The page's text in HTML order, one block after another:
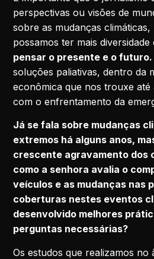
perspectivas ou visões de
sobre as mudanças
possamos ter mais diversidade
pensar o presente e o futuro.
soluções paliativas, dentro da
econômica que nos trouxe
com o enfrentamento da
Já se fala sobre mudanças
extremos há alguns anos,
crescente agravamento dos
como a senhora avalia o
veículos e as mudanças nas
coberturas nestes eventos
desenvolvido melhores
perguntas necessárias?
Os estudos que realizamos